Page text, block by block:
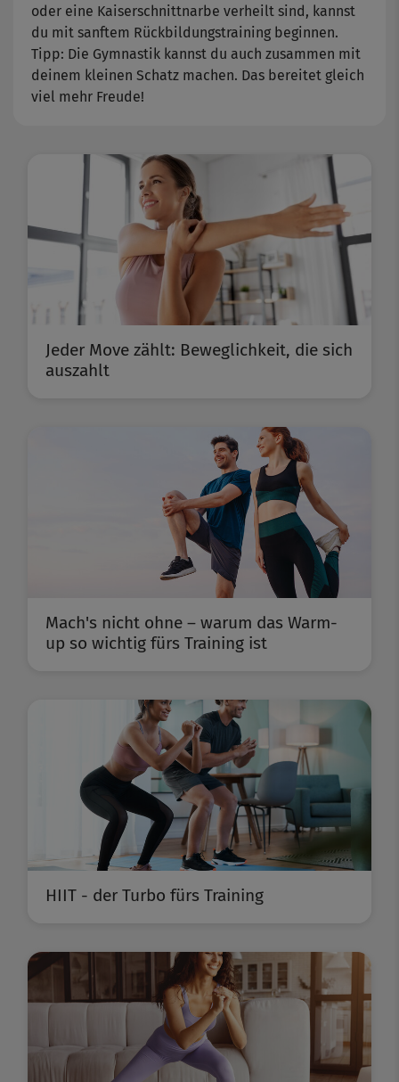
oder eine Kaiserschnittnarbe verheilt sind, kannst
du mit sanftem Rückbildungstraining beginnen.
Tipp: Die Gymnastik kannst du auch zusammen mit
deinem kleinen Schatz machen. Das bereitet gleich
viel mehr Freude!
Jeder Move zählt: Beweglichkeit, die sich
auszahlt
Mach's nicht ohne – warum das Warm-
up so wichtig fürs Training ist
HIIT - der Turbo fürs Training